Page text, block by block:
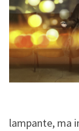
lampante, ma